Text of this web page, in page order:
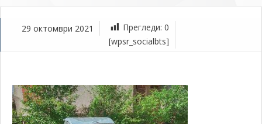
29 октомври 2021 Прегледи: 0
[wpsr_socialbts]